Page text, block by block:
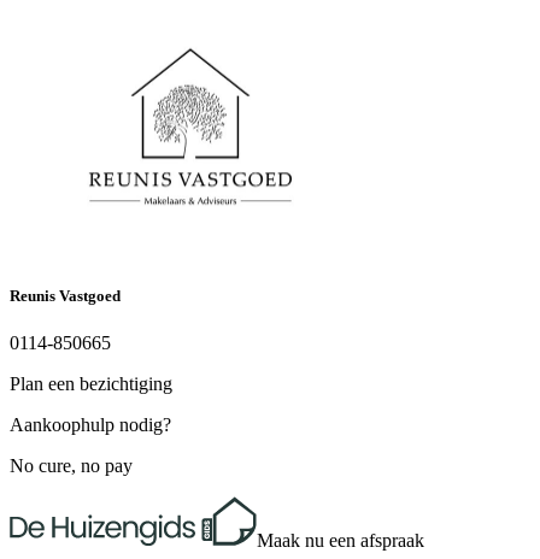
Reunis Vastgoed
0114-850665
Plan een bezichtiging
Aankoophulp nodig?
No cure, no pay
Maak nu een afspraak